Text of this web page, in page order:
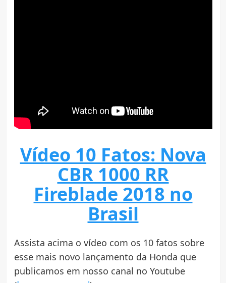
Vídeo 10 Fatos: Nova
CBR 1000 RR
Fireblade 2018 no
Brasil
Assista acima o vídeo com os 10 fatos sobre
esse mais novo lançamento da Honda que
publicamos em nosso canal no Youtube